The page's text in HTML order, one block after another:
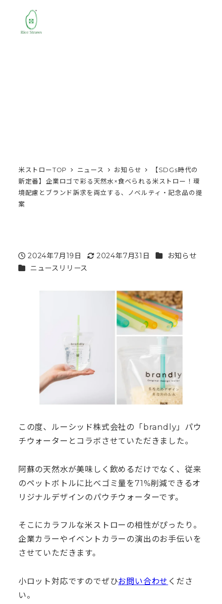
米ストローTOP ニュース お知らせ
【SDGs時代の
新定番】企業ロゴで彩る天然水×食べられる米ストロー！環
境配慮とブランド訴求を両立する、ノベルティ・記念品の提
案
投稿日
2024年7月19日
更新日
2024年7月31日 カテゴリー
お知らせ
カテゴリー
ニュースリリース
この度、ルーシッド株式会社の「brandly」パウ
チウォーターとコラボさせていただきました。
阿蘇の天然水が美味しく飲めるだけでなく、従来
のペットボトルに比べゴミ量を71%削減できるオ
リジナルデザインのパウチウォーターです。
そこにカラフルな米ストローの相性がぴったり。
企業カラーやイベントカラーの演出のお手伝いを
させていただきます。
小ロット対応ですのでぜひお問い合わせ くださ
い。